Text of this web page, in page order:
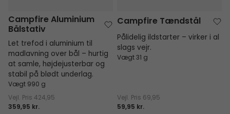
Campfire Aluminium
Bålstativ
Let trefod i aluminium til
madlavning over bål – hurtig
at samle, højdejusterbar og
stabil på blødt underlag.
Vægt 990 g
Vejl. Pris 424,95
359,95 kr.
Campfire Tændstål
Pålidelig ildstarter – virker i al
slags vejr.
Vægt 31 g
Vejl. Pris 69,95
59,95 kr.